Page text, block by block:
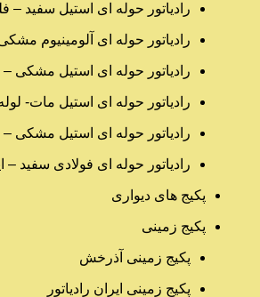
رادیاتور حوله ای استیل سفید –
رادیاتور حوله ای آلومینیوم
رادیاتور حوله ای استیل مشکی
رادیاتور حوله ای استیل مات-
رادیاتور حوله ای استیل مشکی –
رادیاتور حوله ای فولادی سفید –
پکیج های دیواری
پکیج زمینی
پکیج زمینی آذرخش
پکیج زمینی ایران رادیاتور